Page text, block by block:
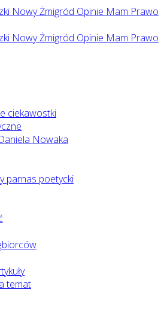
ciekawostki
Nowaka
parnas poetycki